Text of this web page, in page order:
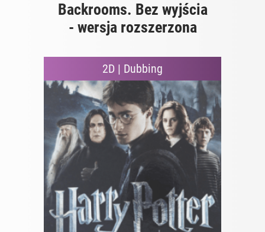
Backrooms. Bez wyjścia
- wersja rozszerzona
2D | Dubbing